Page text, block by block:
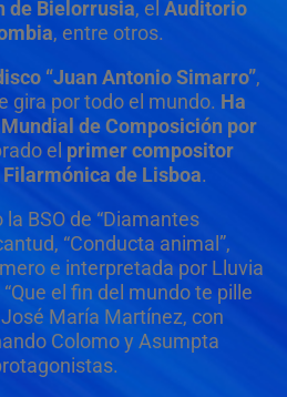
de Bielorrusia, el Auditorio
, entre otros.
“Juan Antonio Simarro”,
gira por todo el mundo. Ha
de Composición por
el primer compositor
de Lisboa.
BSO de “Diamantes
“Conducta animal”,
e interpretada por Lluvia
el fin del mundo te pille
María Martínez, con
Colomo y Asumpta